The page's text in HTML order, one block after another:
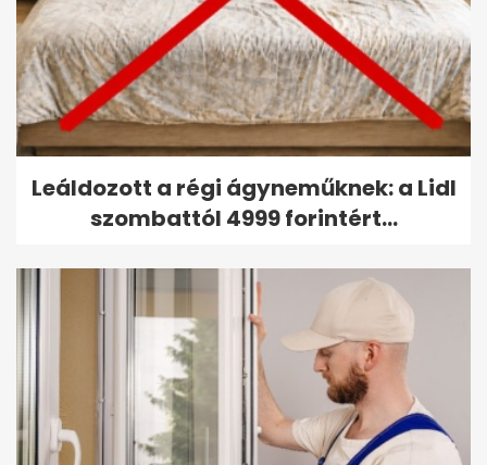
Leáldozott a régi ágyneműknek: a Lidl
szombattól 4999 forintért...